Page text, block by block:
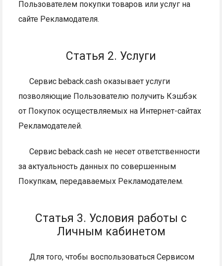
Пользователем покупки товаров или услуг на
сайте Рекламодателя.
Статья 2. Услуги
Сервис beback.cash оказывает услуги
позволяющие Пользователю получить Кэшбэк
от Покупок осуществляемых на Интернет-сайтах
Рекламодателей.
Сервис beback.cash не несет ответственности
за актуальность данных по совершенным
Покупкам, передаваемых Рекламодателем.
Статья 3. Условия работы с
Личным кабинетом
Для того, чтобы воспользоваться Сервисом